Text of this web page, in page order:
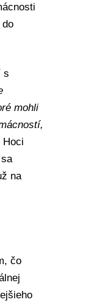
s
mohli
na
čo